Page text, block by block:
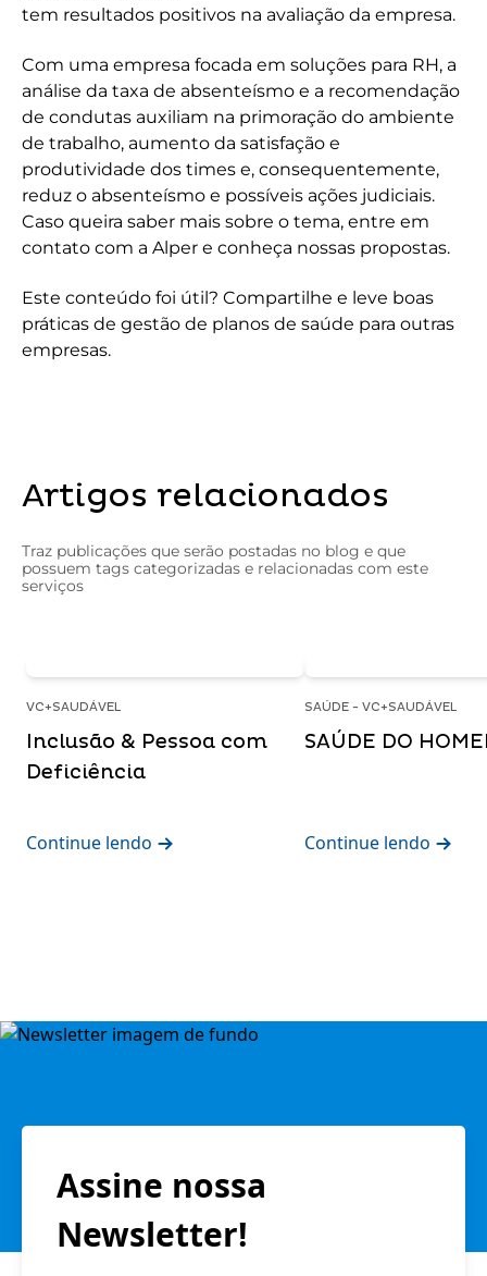
tem resultados positivos na avaliação da empresa.
Com uma empresa focada em soluções para RH, a
análise da taxa de absenteísmo e a recomendação
de condutas auxiliam na primoração do ambiente
de trabalho, aumento da satisfação e
produtividade dos times e, consequentemente,
reduz o absenteísmo e possíveis ações judiciais.
Caso queira saber mais sobre o tema, entre em
contato com a Alper e conheça nossas propostas.
Este conteúdo foi útil? Compartilhe e leve boas
práticas de gestão de planos de saúde para outras
empresas.
Artigos relacionados
Traz publicações que serão postadas no blog e que
possuem tags categorizadas e relacionadas com este
serviços
VC+SAUDÁVEL
Inclusão & Pessoa com
Deficiência
Continue lendo
SAÚDE - VC+SAUDÁVEL
SAÚDE DO
Continue lendo
Assine nossa
Newsletter!